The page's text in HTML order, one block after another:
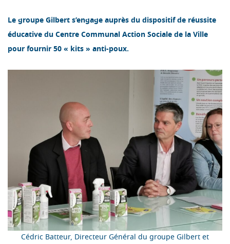
Le groupe Gilbert s’engage auprès du dispositif de réussite
éducative du Centre Communal Action Sociale de la Ville
pour fournir 50 « kits » anti-poux.
Cédric Batteur, Directeur Général du groupe Gilbert et